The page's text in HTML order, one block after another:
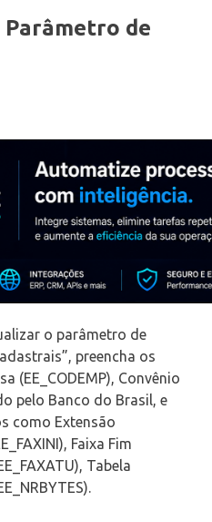
de
o parâmetro de
preencha os
(EE_CODEMP), Convênio
pelo Banco do Brasil, e
como Extensão
Faixa Fim
Tabela